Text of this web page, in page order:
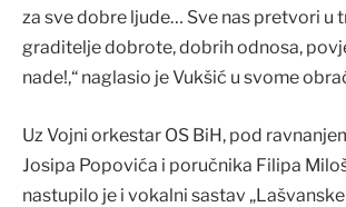
za sve dobre ljude… Sve nas pretvori u
graditelje dobrote, dobrih odnosa,
nade!,“ naglasio je Vukšić u svome
Uz Vojni orkestar OS BiH, pod
Josipa Popovića i poručnika Filipa
nastupilo je i vokalni sastav